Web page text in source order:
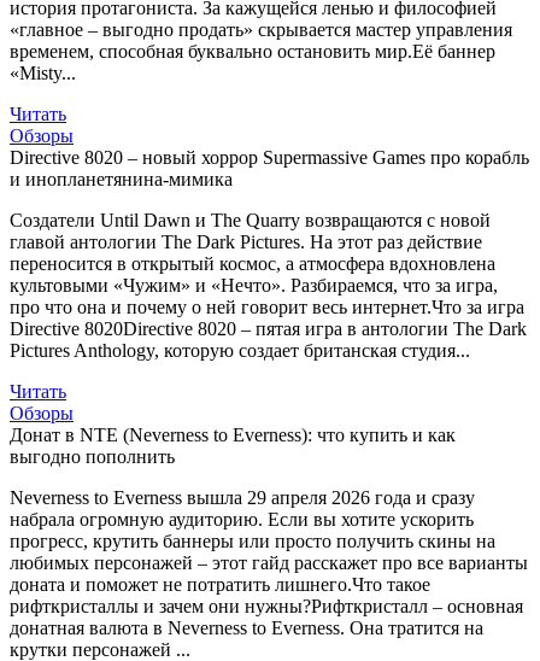
история протагониста. За кажущейся ленью и философией
«главное – выгодно продать» скрывается мастер управления
временем, способная буквально остановить мир.Её баннер
«Misty...
Читать
Обзоры
Directive 8020 – новый хоррор Supermassive Games про корабль
и инопланетянина-мимика
Создатели Until Dawn и The Quarry возвращаются с новой
главой антологии The Dark Pictures. На этот раз действие
переносится в открытый космос, а атмосфера вдохновлена
культовыми «Чужим» и «Нечто». Разбираемся, что за игра,
про что она и почему о ней говорит весь интернет.Что за игра
Directive 8020Directive 8020 – пятая игра в антологии The Dark
Pictures Anthology, которую создает британская студия...
Читать
Обзоры
Донат в NTE (Neverness to Everness): что купить и как
выгодно пополнить
Neverness to Everness вышла 29 апреля 2026 года и сразу
набрала огромную аудиторию. Если вы хотите ускорить
прогресс, крутить баннеры или просто получить скины на
любимых персонажей – этот гайд расскажет про все варианты
доната и поможет не потратить лишнего.Что такое
рифткристаллы и зачем они нужны?Рифткристалл – основная
донатная валюта в Neverness to Everness. Она тратится на
крутки персонажей ...